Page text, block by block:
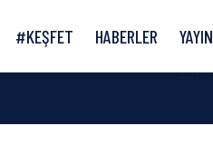
#KEŞFET HABERLER
YAYIN
AKIŞI